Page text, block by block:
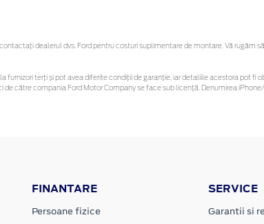
dealerul dvs. Ford pentru costuri suplimentare de montare. Vă rugăm
furnizori terți și pot avea diferite condiții de garanție, iar detaliile acestora pot
de către compania Ford Motor Company se face sub licență. Denumirea
FINANTARE
Persoane fizice
SERVICE
Garantii si